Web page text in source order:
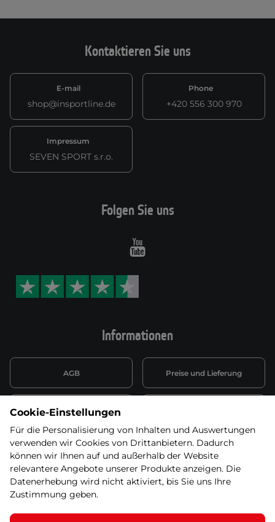
Kontaktieren Sie uns
E-mail
shop@insportline.de
Phone
+420 556 300 970
Impressum
SEVEN SPORT s.r.o.
Informationen
AGB Preise und Lieferung
Datenschutzerklärung
Wiederufsbelehrung mit Link
zum Formular
Batterieentsorgung
Informationen zu Elektro-
und Elektonikgeräten
Widerruf erklären
Folgen Sie uns
Youtube
Cookie-Einstellungen
Für die Personalisierung von Inhalten und Auswertungen
verwenden wir Cookies von Drittanbietern. Dadurch
können wir Ihnen auf und außerhalb der Website
relevantere Angebote unserer Produkte anzeigen. Die
Datenerhebung wird nicht aktiviert, bis Sie uns Ihre
Zustimmung geben.